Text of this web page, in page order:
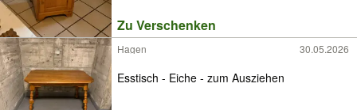
Zu Verschenken
Hagen 30.05.2026
Esstisch - Eiche - zum Ausziehen